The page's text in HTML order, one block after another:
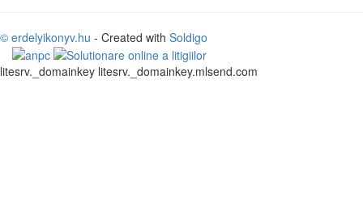
© erdelyikonyv.hu - Created with Soldigo
litesrv._domainkey litesrv._domainkey.mlsend.com